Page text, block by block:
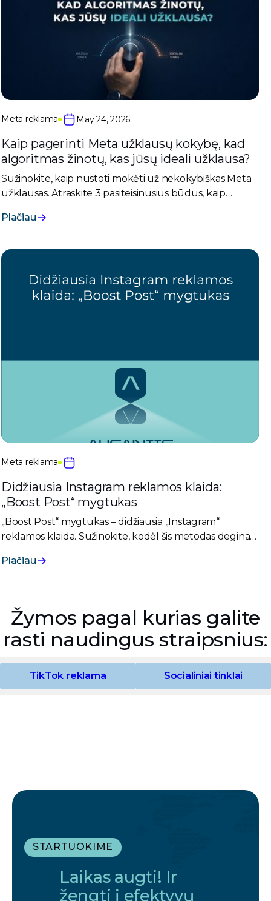
Meta reklama May 24, 2026
Kaip pagerinti Meta užklausų kokybę, kad
algoritmas žinotų, kas jūsų ideali užklausa?
Sužinokite, kaip nustoti mokėti už nekokybiškas Meta
užklausas. Atraskite 3 pasiteisinusius būdus, kaip
Plačiau
Meta reklama
Didžiausia Instagram reklamos klaida:
„Boost Post“ mygtukas
„Boost Post“ mygtukas – didžiausia „Instagram“
reklamos klaida. Sužinokite, kodėl šis metodas degina
neštų pelną.
Plačiau
Žymos pagal kurias galite
rasti naudingus straipsnius:
TikTok reklama Socialiniai tinklai
STARTUOKIME
Laikas augti! Ir
žengti į efektyvų